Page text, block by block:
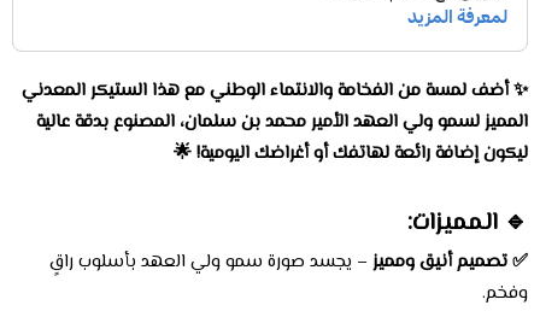
✨ أضف لمسة من الفخامة والانتماء الوطني مع هذا الستيكر المعدني
المميز لسمو ولي العهد الأمير محمد بن سلمان، المصنوع بدقة عالية
ليكون إضافة رائعة لهاتفك أو أغراضك اليومية! 🌟
🔹 المميزات:
✅ تصميم أنيق ومميز – يجسد صورة سمو ولي العهد بأسلوب راقٍ
وفخم.